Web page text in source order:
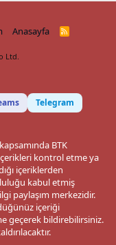
Anasayfa
R
Ltd.
Telegram
BTK
içerikleri kontrol etme ya
içeriklerden
kabul etmiş
paylaşım merkezidir.
içeriği
geçerek bildirebilirsiniz.